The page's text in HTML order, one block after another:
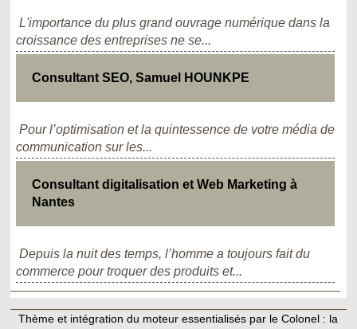
L'importance du plus grand ouvrage numérique dans la
croissance des entreprises ne se...
Consultant SEO, Samuel HOUNKPE
Pour l’optimisation et la quintessence de votre média de
communication sur les...
Consultant digitalisation et Web Marketing à
Nantes
Depuis la nuit des temps, l’homme a toujours fait du
commerce pour troquer des produits et...
Thème et intégration du moteur essentialisés par le Colonel : la